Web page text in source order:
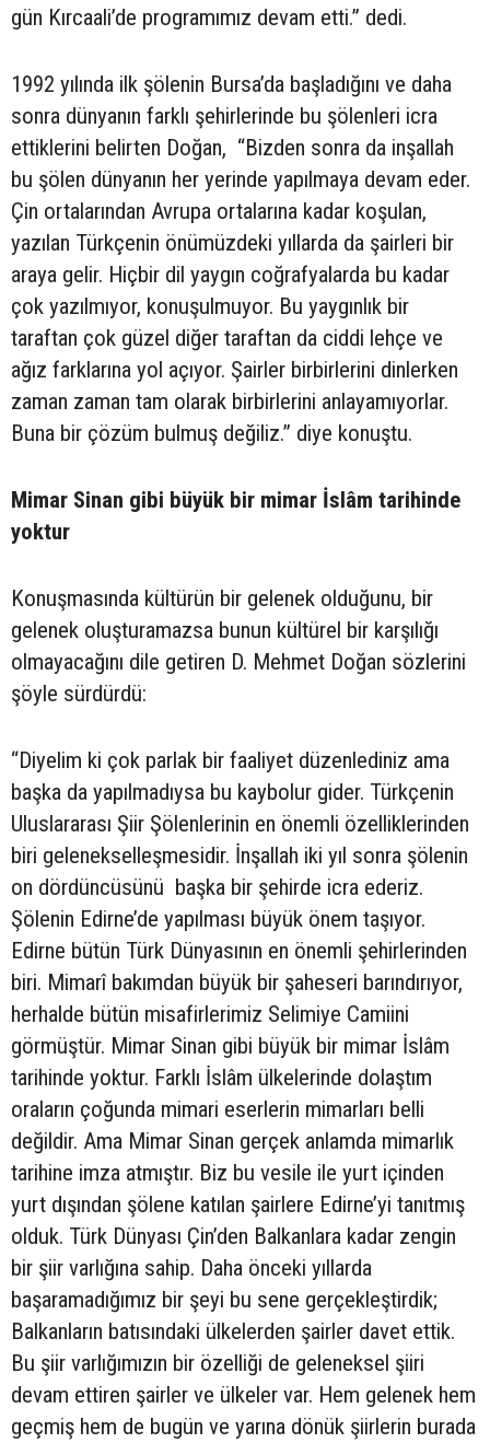
gün Kırcaali’de programımız devam etti.” dedi.
1992 yılında ilk şölenin Bursa’da başladığını ve daha
sonra dünyanın farklı şehirlerinde bu şölenleri icra
ettiklerini belirten Doğan, “Bizden sonra da inşallah
bu şölen dünyanın her yerinde yapılmaya devam eder.
Çin ortalarından Avrupa ortalarına kadar koşulan,
yazılan Türkçenin önümüzdeki yıllarda da şairleri bir
araya gelir. Hiçbir dil yaygın coğrafyalarda bu kadar
çok yazılmıyor, konuşulmuyor. Bu yaygınlık bir
taraftan çok güzel diğer taraftan da ciddi lehçe ve
ağız farklarına yol açıyor. Şairler birbirlerini dinlerken
zaman zaman tam olarak birbirlerini anlayamıyorlar.
Buna bir çözüm bulmuş değiliz.” diye konuştu.
Mimar Sinan gibi büyük bir mimar İslâm tarihinde
yoktur
Konuşmasında kültürün bir gelenek olduğunu, bir
gelenek oluşturamazsa bunun kültürel bir karşılığı
olmayacağını dile getiren D. Mehmet Doğan sözlerini
şöyle sürdürdü:
“Diyelim ki çok parlak bir faaliyet düzenlediniz ama
başka da yapılmadıysa bu kaybolur gider. Türkçenin
Uluslararası Şiir Şölenlerinin en önemli özelliklerinden
biri gelenekselleşmesidir. İnşallah iki yıl sonra şölenin
on dördüncüsünü başka bir şehirde icra ederiz.
Şölenin Edirne’de yapılması büyük önem taşıyor.
Edirne bütün Türk Dünyasının en önemli şehirlerinden
biri. Mimarî bakımdan büyük bir şaheseri barındırıyor,
herhalde bütün misafirlerimiz Selimiye Camiini
görmüştür. Mimar Sinan gibi büyük bir mimar İslâm
tarihinde yoktur. Farklı İslâm ülkelerinde dolaştım
oraların çoğunda mimari eserlerin mimarları belli
değildir. Ama Mimar Sinan gerçek anlamda mimarlık
tarihine imza atmıştır. Biz bu vesile ile yurt içinden
yurt dışından şölene katılan şairlere Edirne’yi tanıtmış
olduk. Türk Dünyası Çin’den Balkanlara kadar zengin
bir şiir varlığına sahip. Daha önceki yıllarda
başaramadığımız bir şeyi bu sene gerçekleştirdik;
Balkanların batısındaki ülkelerden şairler davet ettik.
Bu şiir varlığımızın bir özelliği de geleneksel şiiri
devam ettiren şairler ve ülkeler var. Hem gelenek hem
geçmiş hem de bugün ve yarına dönük şiirlerin burada